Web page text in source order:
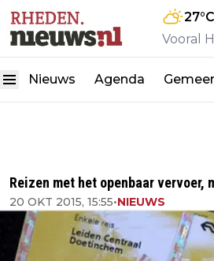
27°C
Vooral
Nieuws Agenda
Reizen met het openbaar vervoer,
20 OKT 2015, 15:55•NIEUWS